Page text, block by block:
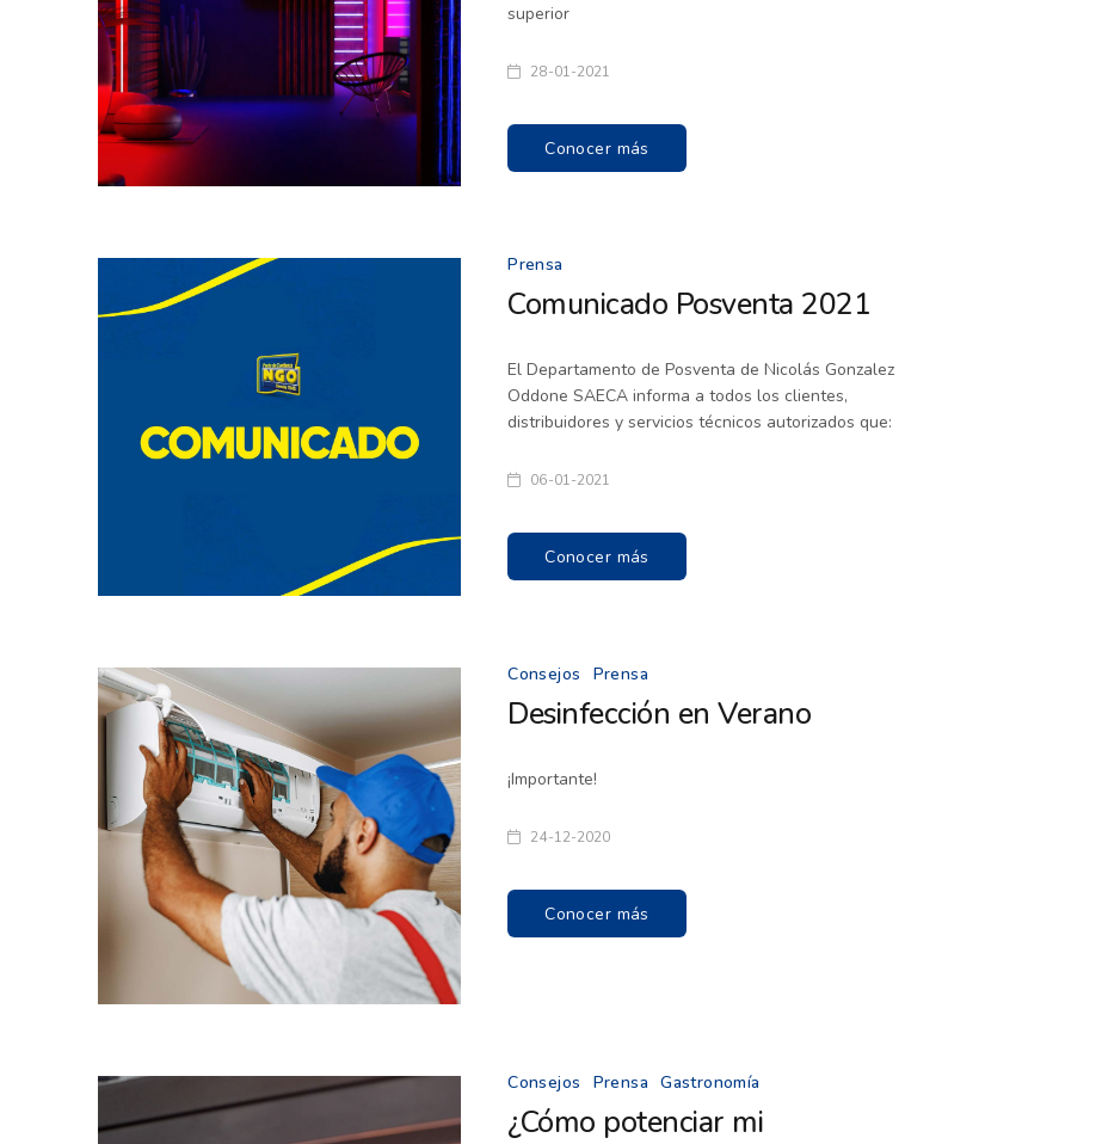
superior
28-01-2021
Conocer más
Prensa
Comunicado Posventa 2021
El Departamento de Posventa de Nicolás Gonzalez
Oddone SAECA informa a todos los clientes,
distribuidores y servicios técnicos autorizados que:
06-01-2021
Conocer más
Consejos Prensa
Desinfección en Verano
¡Importante!
24-12-2020
Conocer más
Consejos Prensa Gastronomía
¿Cómo potenciar mi